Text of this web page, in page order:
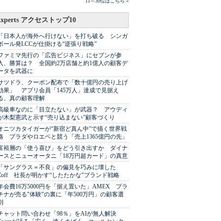
アクセストップ10
日本人が海外へ行けない」を打ち破る シンガ
ール発LCCが仕掛ける“逆張り戦略”
ァミマ先行の「広告ビジネス」にセブンが参
、勝算は？ 全国約2万店舗と約1億人の顧客デ
タを武器に
ツドラ、クーポン配布で「数十億円の売り上げ
果」 アプリ会員「145万人」達成で見据え
、真の顧客理解
級車なのに「目立たない」が武器？ アウディ
木梨憲武と示す“売り込まない”顧客づくり
ニツカタイガーが“新宿ど真ん中”で描く世界戦
プラダやロエベと競う「売上1365億円の先」
裕層の「使う喜び」をどう引き出すか ダイナ
スとニューオータニ「18万円超カード」の真意
サングラス＝不良」の偏見を巧みに壊した
社長が明かす“したたかな”ブランド戦略
会費16万5000円を「据え置いた」AMEX プラ
ナが売る"体験"の裏に「年500万円」の顧客選
ャット問い合わせ「98％」をAIが無人解決